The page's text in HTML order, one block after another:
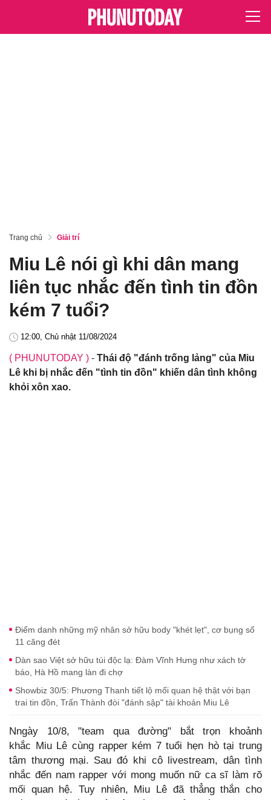
Trang chủ Giải trí
Miu Lê nói gì khi dân mang
liên tục nhắc đến tình tin đồn
kém 7 tuổi?
12:00, Chủ nhật 11/08/2024
( PHUNUTODAY ) - Thái độ "đánh trống lảng" của Miu
Lê khi bị nhắc đến "tình tin đồn" khiến dân tình không
khỏi xôn xao.
Điểm danh những mỹ nhân sở hữu body "khét lẹt", cơ bụng số
11 căng đét
Dàn sao Việt sở hữu túi độc lạ: Đàm Vĩnh Hưng như xách tờ
báo, Hà Hồ mang làn đi chợ
Showbiz 30/5: Phương Thanh tiết lộ mối quan hệ thật với bạn
trai tin đồn, Trấn Thành đòi "đánh sập" tài khoản Miu Lê
Nngày 10/8, "team qua đường" bắt trọn khoảnh
khắc Miu Lê cùng rapper kém 7 tuổi hẹn hò tại trung
tâm thương mại. Sau đó khi cô livestream, dân tình
nhắc đến nam rapper với mong muốn nữ ca sĩ làm rõ
mối quan hệ. Tuy nhiên, Miu Lê đã thẳng thắn cho